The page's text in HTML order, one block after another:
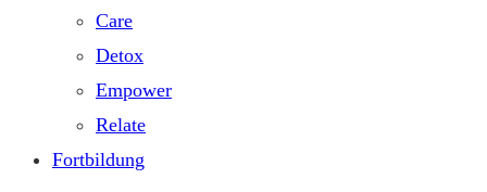
Care
Detox
Empower
Relate
Fortbildung